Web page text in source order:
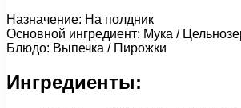
Назначение: На полдник
Основной ингредиент: Мука /
Блюдо: Выпечка / Пирожки
Ингредиенты: